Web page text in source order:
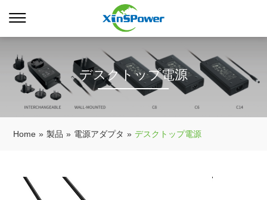
デスクトップ電源
Home » 製品 » 電源アダプタ » デスクトップ電源